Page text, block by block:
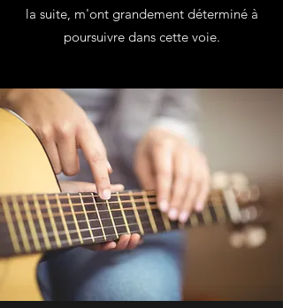
la suite, m'ont grandement déterminé à
poursuivre dans cette voie.